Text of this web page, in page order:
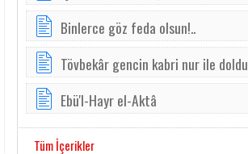
Binlerce göz feda olsun!..
Tövbekâr gencin kabri nur ile doldu
Ebü'l-Hayr el-Aktâ
Tüm İçerikler